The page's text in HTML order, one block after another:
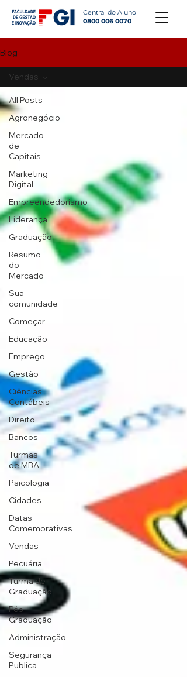
Central do Aluno
0800 006 0070
Blog
All Posts
Agronegócio
Mercado
de
Capitais
Marketing
Digital
Empreendedorismo
Liderança
Graduação
Resumo
do
Mercado
Sua
comunidade
Começar
Educação
Emprego
Gestão
Ciências
Contábeis
Direito
Bancos
Turmas
de MBA
Psicologia
Cidades
Datas
Comemorativas
Vendas
Pecuária
Turma de
Graduação
Pós-
Graduação
Administração
Segurança
Publica
Vendas